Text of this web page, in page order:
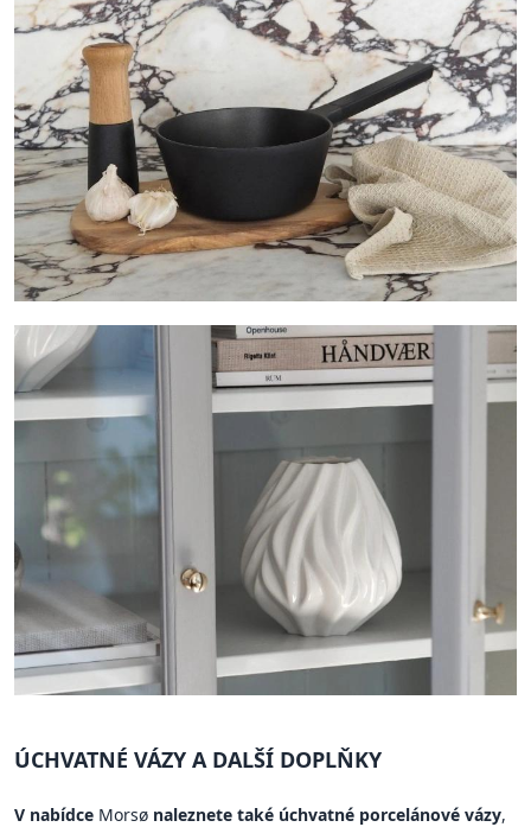
ÚCHVATNÉ VÁZY A DALŠÍ DOPLŇKY
V nabídce Morsø naleznete také úchvatné porcelánové vázy,